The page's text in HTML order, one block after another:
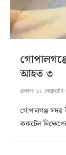
আহত ৩
প্রকাশ: ১২
গোপালগঞ্জ সদর
ককটেল